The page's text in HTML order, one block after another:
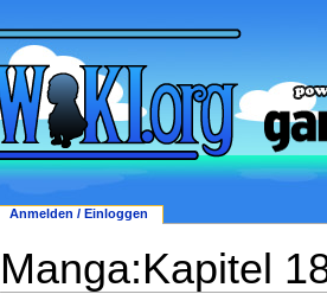
Manga:Kapitel
Anmelden / Einloggen